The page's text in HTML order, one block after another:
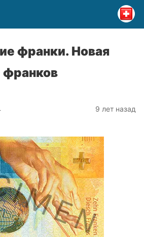
франки. Новая
франков
9 лет назад